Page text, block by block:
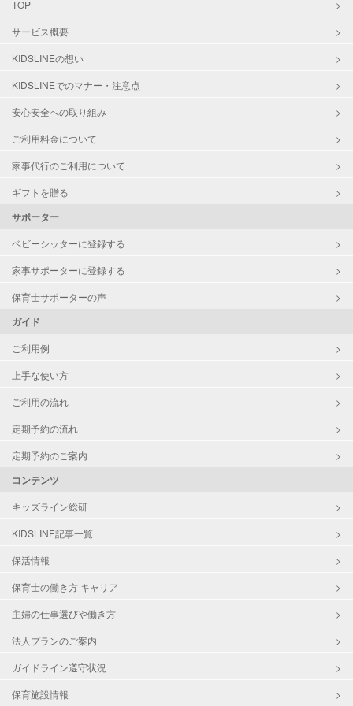
TOP
サービス概要
KIDSLINEの想い
KIDSLINEでのマナー・注意点
安心安全への取り組み
ご利用料金について
家事代行のご利用について
ギフトを贈る
サポーター
ベビーシッターに登録する
家事サポーターに登録する
保育士サポーターの声
ガイド
ご利用例
上手な使い方
ご利用の流れ
定期予約の流れ
定期予約のご案内
コンテンツ
キッズライン総研
KIDSLINE記事一覧
保活情報
保育士の働き方 キャリア
主婦の仕事選びや働き方
法人プランのご案内
ガイドライン遵守状況
保育施設情報